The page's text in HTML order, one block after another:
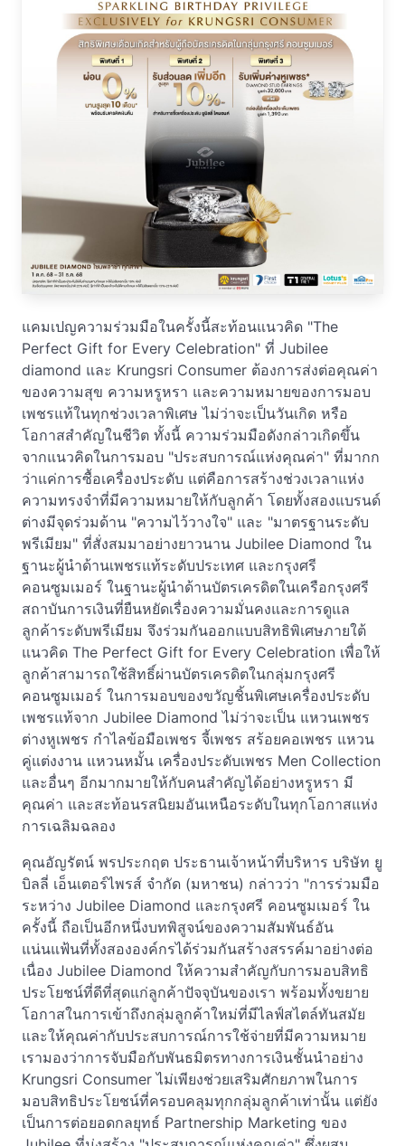
แคมเปญความร่วมมือในครั้งนี้สะท้อนแนวคิด "The
Perfect Gift for Every Celebration" ที่ Jubilee
diamond และ Krungsri Consumer ต้องการส่งต่อคุณค่า
ของความสุข ความหรูหรา และความหมายของการมอบ
เพชรแท้ในทุกช่วงเวลาพิเศษ ไม่ว่าจะเป็นวันเกิด หรือ
โอกาสสำคัญในชีวิต ทั้งนี้ ความร่วมมือดังกล่าวเกิดขึ้น
จากแนวคิดในการมอบ "ประสบการณ์แห่งคุณค่า" ที่มากก
ว่าแค่การซื้อเครื่องประดับ แต่คือการสร้างช่วงเวลาแห่ง
ความทรงจำที่มีความหมายให้กับลูกค้า โดยทั้งสองแบรนด์
ต่างมีจุดร่วมด้าน "ความไว้วางใจ" และ "มาตรฐานระดับ
พรีเมียม" ที่สั่งสมมาอย่างยาวนาน Jubilee Diamond ใน
ฐานะผู้นำด้านเพชรแท้ระดับประเทศ และกรุงศรี
คอนซูมเมอร์ ในฐานะผู้นำด้านบัตรเครดิตในเครือกรุงศรี
สถาบันการเงินที่ยืนหยัดเรื่องความมั่นคงและการดูแล
ลูกค้าระดับพรีเมียม จึงร่วมกันออกแบบสิทธิพิเศษภายใต้
แนวคิด The Perfect Gift for Every Celebration เพื่อให้
ลูกค้าสามารถใช้สิทธิ์ผ่านบัตรเครดิตในกลุ่มกรุงศรี
คอนซูมเมอร์ ในการมอบของขวัญชิ้นพิเศษเครื่องประดับ
เพชรแท้จาก Jubilee Diamond ไม่ว่าจะเป็น แหวนเพชร
ต่างหูเพชร กำไลข้อมือเพชร จี้เพชร สร้อยคอเพชร แหวน
คู่แต่งงาน แหวนหมั้น เครื่องประดับเพชร Men Collection
และอื่นๆ อีกมากมายให้กับคนสำคัญได้อย่างหรูหรา มี
คุณค่า และสะท้อนรสนิยมอันเหนือระดับในทุกโอกาสแห่ง
การเฉลิมฉลอง
คุณอัญรัตน์ พรประกฤต ประธานเจ้าหน้าที่บริหาร บริษัท ยู
บิลลี่ เอ็นเตอร์ไพรส์ จำกัด (มหาชน) กล่าวว่า "การร่วมมือ
ระหว่าง Jubilee Diamond และกรุงศรี คอนซูมเมอร์ ใน
ครั้งนี้ ถือเป็นอีกหนึ่งบทพิสูจน์ของความสัมพันธ์อัน
แน่นแฟ้นที่ทั้งสององค์กรได้ร่วมกันสร้างสรรค์มาอย่างต่อ
เนื่อง Jubilee Diamond ให้ความสำคัญกับการมอบสิทธิ
ประโยชน์ที่ดีที่สุดแก่ลูกค้าปัจจุบันของเรา พร้อมทั้งขยาย
โอกาสในการเข้าถึงกลุ่มลูกค้าใหม่ที่มีไลฟ์สไตล์ทันสมัย
และให้คุณค่ากับประสบการณ์การใช้จ่ายที่มีความหมาย
เรามองว่าการจับมือกับพันธมิตรทางการเงินชั้นนำอย่าง
Krungsri Consumer ไม่เพียงช่วยเสริมศักยภาพในการ
มอบสิทธิประโยชน์ที่ครอบคลุมทุกกลุ่มลูกค้าเท่านั้น แต่ยัง
เป็นการต่อยอดกลยุทธ์ Partnership Marketing ของ